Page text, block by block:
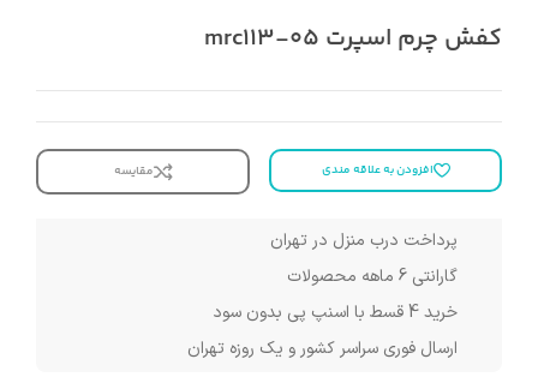
کفش چرم اسپرت mrc113-05
افزودن به علاقه مندی مقایسه
پرداخت درب منزل در تهران
گارانتی 6 ماهه محصولات
خرید 4 قسط با اسنپ پی بدون سود
ارسال فوری سراسر کشور و یک روزه تهران